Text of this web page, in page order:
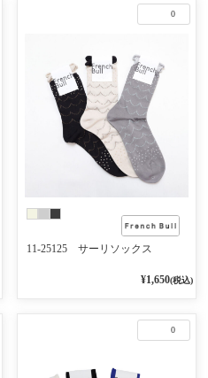
0
11-25125 サーリソックス
¥1,650(税込)
0